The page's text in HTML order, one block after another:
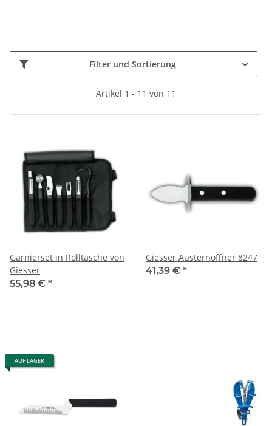
Filter und Sortierung
Artikel 1 - 11 von 11
Garnierset in Rolltasche von
Giesser
55,98 € *
Giesser Austernöffner 8247
41,39 € *
AUF LAGER